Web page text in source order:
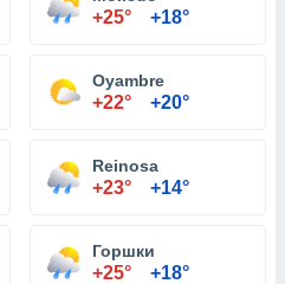
+25° +18°
Oyambre
+22° +20°
Reinosa
+23° +14°
Горшки
+25° +18°